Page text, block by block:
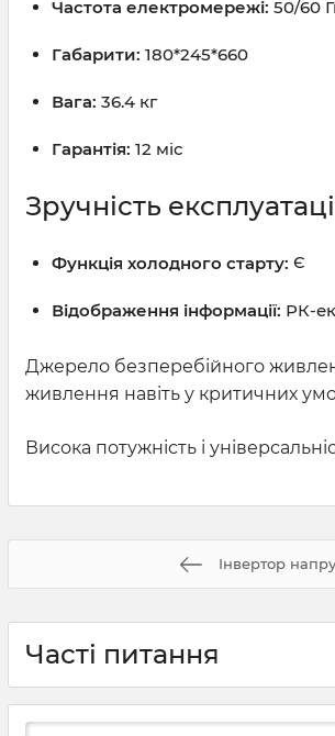
Частота електромережі: 50/60
Габарити: 180*245*660
Вага: 36.4 кг
Гарантія: 12 міс
Зручність
Функція холодного старту: Є
Відображення інформації: РК-
Джерело безперебійного
живлення навіть у критичних
Висока потужність і
Інвертор
Часті питання